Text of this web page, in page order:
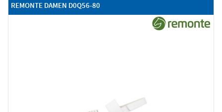
REMONTE DAMEN D0Q56-80